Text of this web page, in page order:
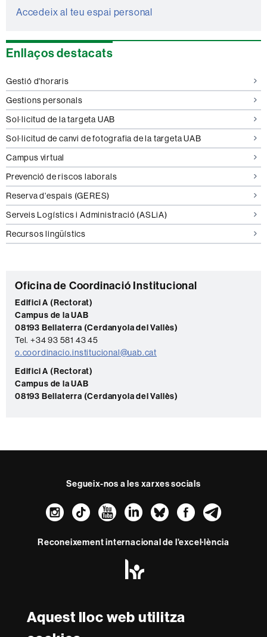
Aquest lloc web utilitza
Accedeix al teu espai personal
Enllaços destacats
Gestió d'horaris
Gestions personals
Sol·licitud de la targeta UAB
Sol·licitud de canvi de fotografia de la targeta UAB
Campus virtual
Prevenció de riscos laborals
Reserva d'espais (GERES)
Serveis Logístics i Administració (ASLiA)
Recursos lingüístics
C
o
n
t
a
c
t
Oficina de Coordinació Institucional
Edifici A (Rectorat)
Campus de la UAB
08193 Bellaterra (Cerdanyola del Vallès)
Tel. +34 93 581 43 45
o.coordinacio.institucional@uab.cat
Edifici A (Rectorat)
Campus de la UAB
08193 Bellaterra (Cerdanyola del Vallès)
Segueix-nos a les xarxes socials
Instagram
TikTokYouTube
LinkedIn
Bluesky
Reconeixement internacional de l'excel·lència
-
Euraxess
Amb el finançament de